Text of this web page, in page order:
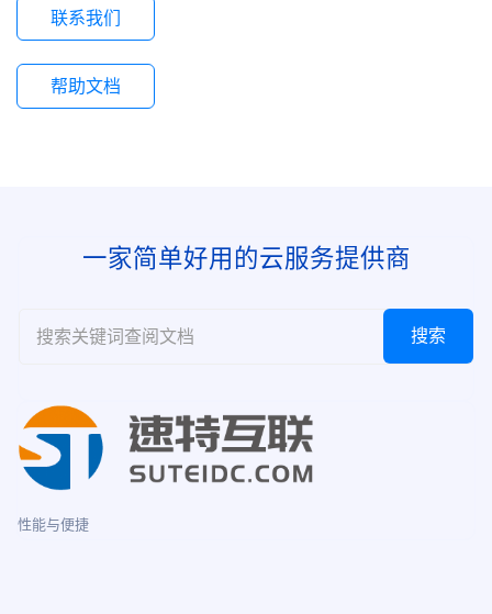
联系我们
帮助文档
一家简单好用的云服务提供商
性能与便捷